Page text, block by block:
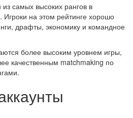
самых высоких рангов в
Игроки на этом рейтинге хорошо
драфты, экономику и командное
более высоким уровнем игры,
качественным matchmaking по